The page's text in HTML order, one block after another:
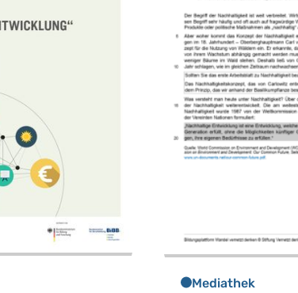
Mediathek